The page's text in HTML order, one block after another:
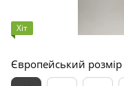
Хіт
Європейський розмір